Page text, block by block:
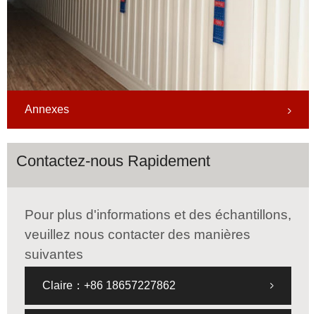
Annexes
Contactez-nous Rapidement
Pour plus d'informations et des échantillons,
veuillez nous contacter des manières
suivantes
Claire：+86 18657227862